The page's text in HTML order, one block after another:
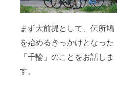
まず大前提として、伝所鳩
を始めるきっかけとなった
「千輪」のことをお話しま
す。